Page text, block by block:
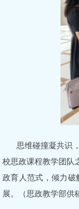
思维碰撞凝共识
校思政课程教学团队
政育人范式，倾力破
展。（思政教学部供